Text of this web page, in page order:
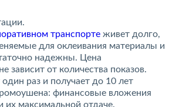
транспорте живет долго,
для оклеивания материалы и
надежны. Цена
зависит от количества показов.
один раз и получает до 10 лет
финансовые вложения
максимальной отдаче.